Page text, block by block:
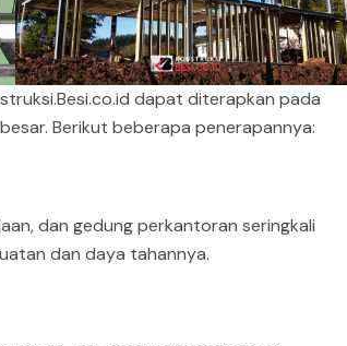
dapat diterapkan pada
Berikut beberapa penerapannya:
dan gedung perkantoran seringkali
dan daya tahannya.